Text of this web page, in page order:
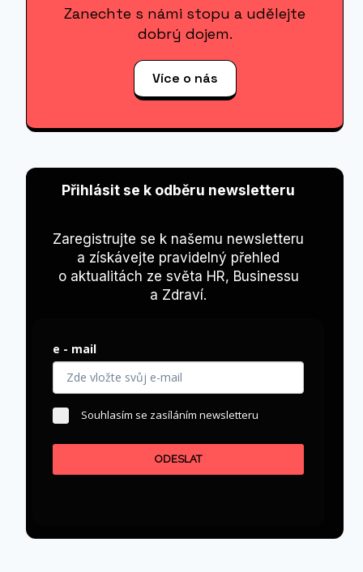
Zanechte s námi stopu a udělejte
dobrý dojem.
Více o nás
Přihlásit se k odběru newsletteru
Zaregistrujte se k našemu newsletteru
a získávejte pravidelný přehled
o aktualitách ze světa HR, Businessu
a Zdraví.
e - mail
Souhlasím se zasíláním newsletteru
ODESLAT